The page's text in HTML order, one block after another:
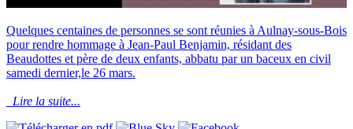
Quelques centaines de personnes se sont réunies à Aulnay-sous-Bois
pour rendre hommage à Jean-Paul Benjamin, résidant des
Beaudottes et père de deux enfants, abbatu par un baceux en civil
samedi dernier,le 26 mars.
Lire la suite...